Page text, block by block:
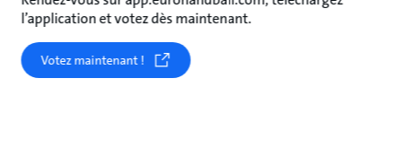
l’application et votez dès maintenant.
Votez maintenant !